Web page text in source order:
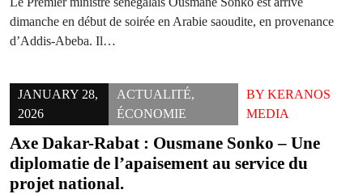
dimanche en début de soirée en Arabie saoudite, en provenance
d’Addis-Abeba. Il…
JANUARY 28,
2026
ACTUALITÉ,
ÉCONOMIE
BYKERANOS
MEDIA
Axe Dakar-Rabat : Ousmane Sonko – Une
diplomatie de l’apaisement au service du
projet national.